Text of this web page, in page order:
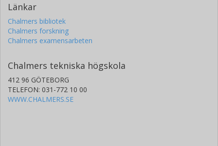
Länkar
Chalmers bibliotek
Chalmers forskning
Chalmers examensarbeten
Chalmers tekniska högskola
412 96 GÖTEBORG
TELEFON: 031-772 10 00
WWW.CHALMERS.SE